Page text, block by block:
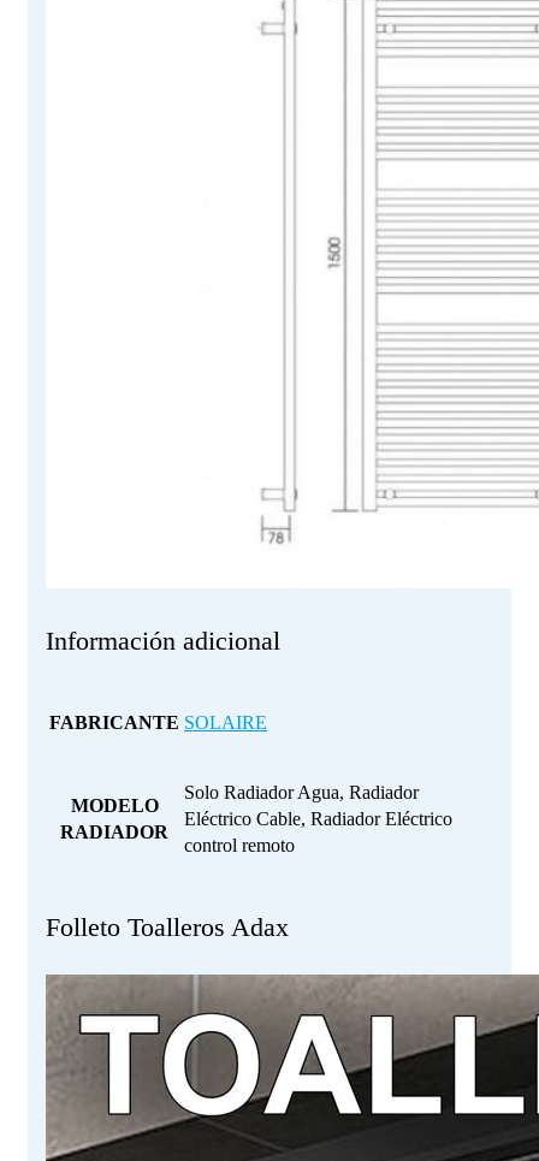
Información adicional
FABRICANTE SOLAIRE
MODELO
RADIADOR
Solo Radiador Agua, Radiador
Eléctrico Cable, Radiador Eléctrico
control remoto
Folleto Toalleros Adax